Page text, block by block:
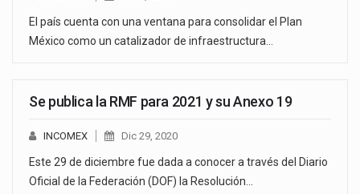
El país cuenta con una ventana para consolidar el Plan
México como un catalizador de infraestructura…
Se publica la RMF para 2021 y su Anexo 19
INCOMEX Dic 29, 2020
Este 29 de diciembre fue dada a conocer a través del Diario
Oficial de la Federación (DOF) la Resolución…